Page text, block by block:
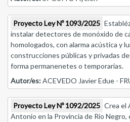
Proyecto Ley Nº 1093/2025
instalar detectores de monóxido de
homologados, con alarma acústica y
construcciones públicas y privadas
forma permanenetes o temporarias.
Autor/es:ACEVEDO Javier Edue -
Proyecto Ley Nº 1092/2025 Crea el
Antonio en la Provincia de Río Negro,